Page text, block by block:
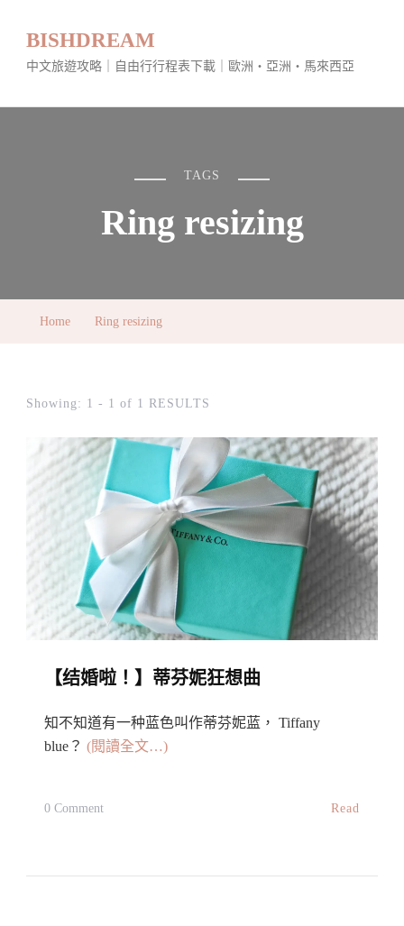
BISHDREAM
中文旅遊攻略｜自由行行程表下載｜歐洲・亞洲・馬來西亞
TAGS
Ring resizing
Home Ring resizing
Showing: 1 - 1 of 1 RESULTS
【结婚啦！】蒂芬妮狂想曲
知不知道有一种蓝色叫作蒂芬妮蓝， Tiffany
blue？ (閱讀全文…)
0 CommentOn
Read